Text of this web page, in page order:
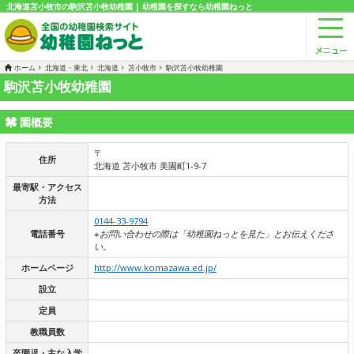
北海道苫小牧市の駒沢苫小牧幼稚園 | 幼稚園を探すなら幼稚園ねっと
ホーム 北海道・東北 北海道 苫小牧市 駒沢苫小牧幼稚園
駒沢苫小牧幼稚園
園概要
住所
〒
北海道 苫小牧市 美園町1-9-7
最寄駅・アクセス
方法
電話番号
0144-33-9794
※お問い合わせの際は「幼稚園ねっとを見た」とお伝えくださ
い。
ホームページ
http://www.komazawa.ed.jp/
設立
定員
教職員数